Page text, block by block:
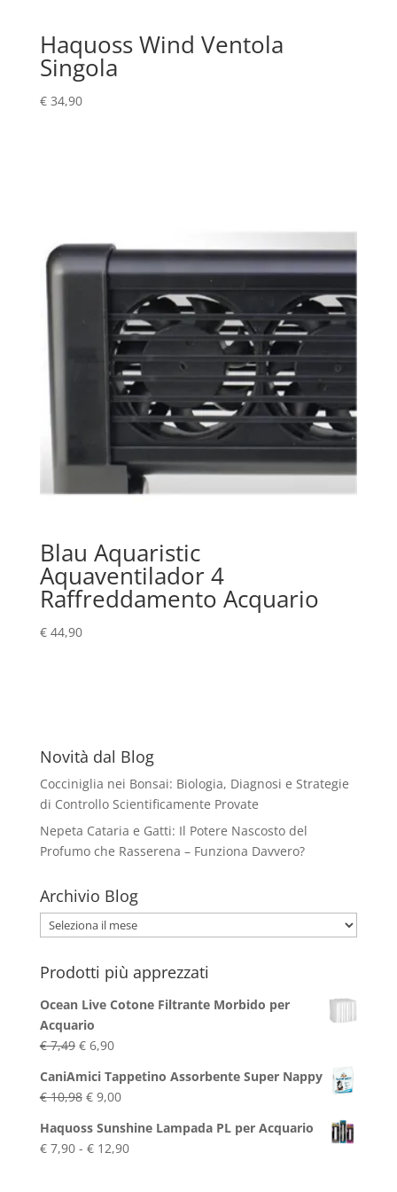
Haquoss Wind Ventola
Singola
€34,90
Blau Aquaristic
Aquaventilador 4
Raffreddamento Acquario
€44,90
Novità dal Blog
Cocciniglia nei Bonsai: Biologia, Diagnosi e Strategie
di Controllo Scientificamente Provate
Nepeta Cataria e Gatti: Il Potere Nascosto del
Profumo che Rasserena – Funziona Davvero?
Archivio Blog
Archivio
Blog
Prodotti più apprezzati
Ocean Live Cotone Filtrante Morbido per
Acquario
€7,49 Il
originale
era:
€ 7,49.
€6,90Il
attuale
è:
€ 6,90.
CaniAmici Tappetino Assorbente Super Nappy
€10,98 Il
originale
era:
€9,00Il
attuale
è:
Haquoss Sunshine Lampada PL per Acquario
€7,90 - €12,90Fascia